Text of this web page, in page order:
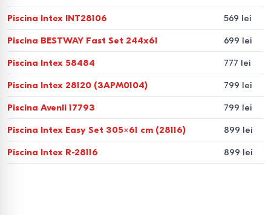
Segmentul mediu(piscine cu cadru metalic sau modele
fără cadru) – de la 1999 lei.
Segmentul Premium(piscine tip jacuzzi și sisteme cu
hidromasaj) – de la 14 999 lei.
Cum să alegi modelul potrivit
de piscină
Pentru a face o alegere corectă, este important să
analizezi principalele caracteristici (entități) ale produsului:
Piscina Intex INT28106 569 lei
Piscina BESTWAY Fast Set 244х61 699 lei
Piscina Intex 58484 777 lei
Piscina Intex 28120 (3APM0104) 799 lei
Piscina Avenli 17793 799 lei
Piscina Intex Easy Set 305×61 cm (28116) 899 lei
Piscina Intex R-28116 899 lei